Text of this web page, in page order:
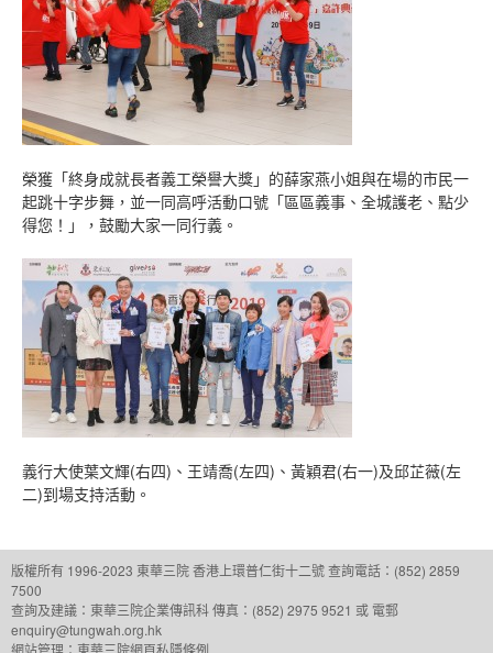
榮獲「終身成就長者義工榮譽大獎」的薛家燕小姐與在場的市民一
起跳十字步舞，並一同高呼活動口號「區區義事、全城護老、點少
得您！」，鼓勵大家一同行義。
義行大使葉文輝(右四)、王靖喬(左四)、黃穎君(右一)及邱芷薇(左
二)到場支持活動。
版權所有 1996-2023 東華三院香港上環普仁街十二號查詢電話：(852) 2859
7500
查詢及建議： 東華三院企業傳訊科傳真：(852) 2975 9521 或 電郵
enquiry@tungwah.org.hk
網站管理： 東華三院網頁私隱條例